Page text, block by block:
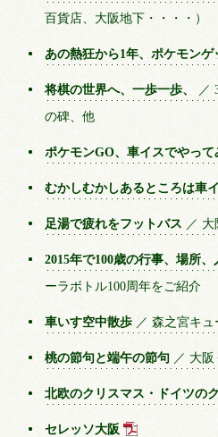
百貨店、大阪地下・・・・）
あの熱狂から1年、ポケモンゲ
将棋の世界へ、一歩一歩、
／
の碑、他
ポケモンGO、車イスでやって
むかしむかしあるところは車
足湯で疲れをフットバス ／ 大
2015年で100歳の行事、場所、
ーラボトル100周年をご紹介
車いす空中散歩 ／ 森之宮キ
桃の節句と端午の節句 ／ 大
北欧のクリスマス・ドイツの
セレッソ大阪